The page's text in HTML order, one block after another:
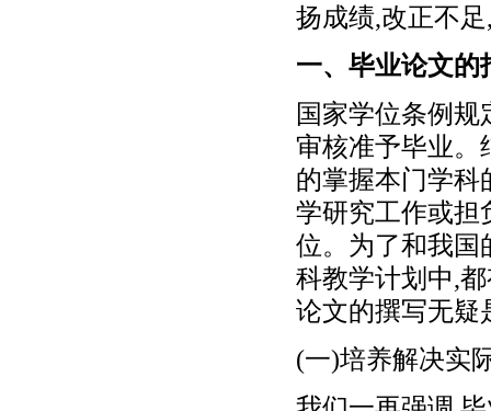
扬成绩,改正不
一、毕业论文的
国家学位条例
审核准予毕业。
的掌握本门学科
学研究工作或担
位。为了和我国
科教学计划中,
论文的撰写无疑
(一)培养解决实